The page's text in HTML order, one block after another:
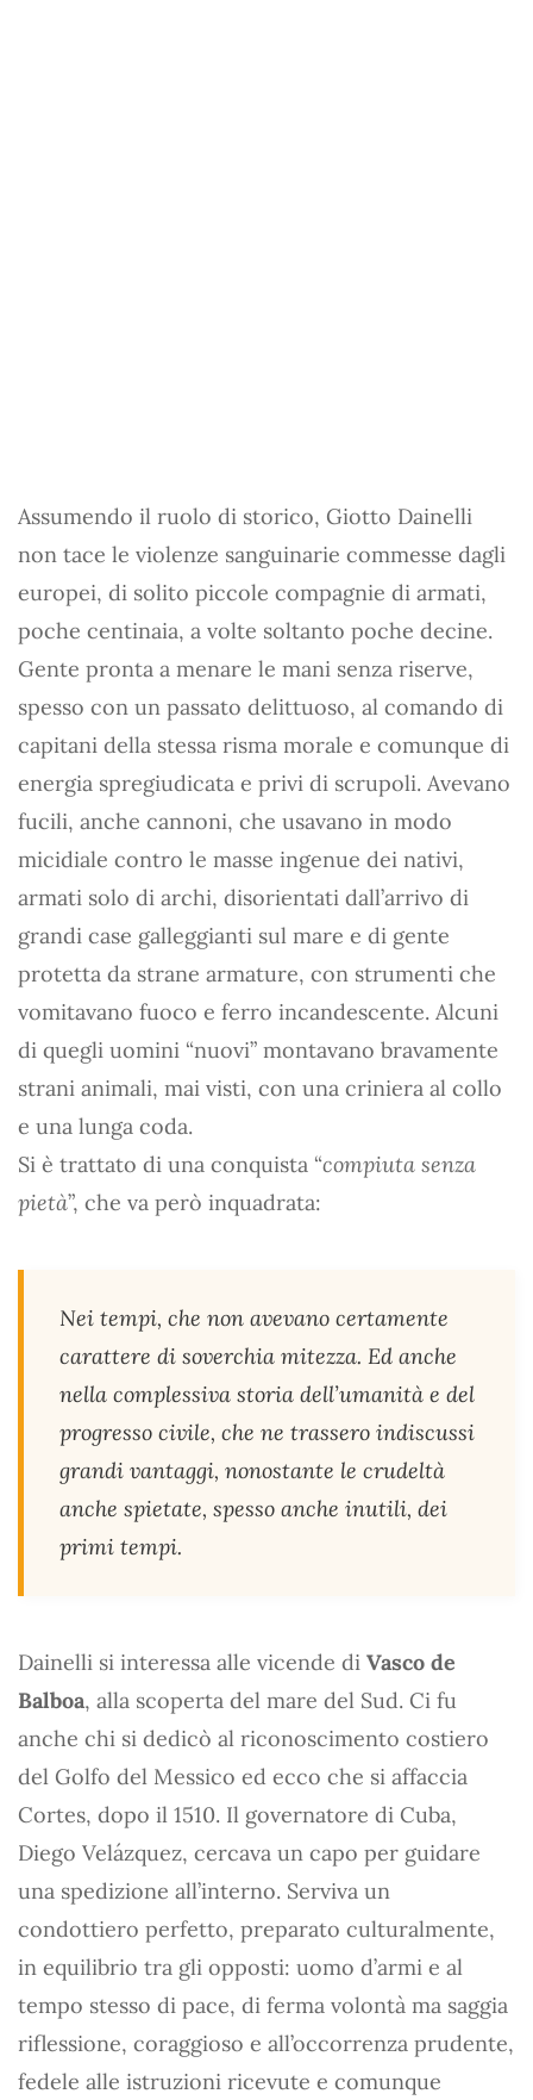
Assumendo il ruolo di storico, Giotto Dainelli
non tace le violenze sanguinarie commesse dagli
europei, di solito piccole compagnie di armati,
poche centinaia, a volte soltanto poche decine.
Gente pronta a menare le mani senza riserve,
spesso con un passato delittuoso, al comando di
capitani della stessa risma morale e comunque di
energia spregiudicata e privi di scrupoli. Avevano
fucili, anche cannoni, che usavano in modo
micidiale contro le masse ingenue dei nativi,
armati solo di archi, disorientati dall’arrivo di
grandi case galleggianti sul mare e di gente
protetta da strane armature, con strumenti che
vomitavano fuoco e ferro incandescente. Alcuni
di quegli uomini “nuovi” montavano bravamente
strani animali, mai visti, con una criniera al collo
e una lunga coda.
Si è trattato di una conquista “compiuta senza
pietà”, che va però inquadrata:
Nei tempi, che non avevano certamente
carattere di soverchia mitezza. Ed anche
nella complessiva storia dell’umanità e del
progresso civile, che ne trassero indiscussi
grandi vantaggi, nonostante le crudeltà
anche spietate, spesso anche inutili, dei
primi tempi.
Dainelli si interessa alle vicende di Vasco de
Balboa, alla scoperta del mare del Sud. Ci fu
anche chi si dedicò al riconoscimento costiero
del Golfo del Messico ed ecco che si affaccia
Cortes, dopo il 1510. Il governatore di Cuba,
Diego Velázquez, cercava un capo per guidare
una spedizione all’interno. Serviva un
condottiero perfetto, preparato culturalmente,
in equilibrio tra gli opposti: uomo d’armi e al
tempo stesso di pace, di ferma volontà ma saggia
riflessione, coraggioso e all’occorrenza prudente,
fedele alle istruzioni ricevute e comunque